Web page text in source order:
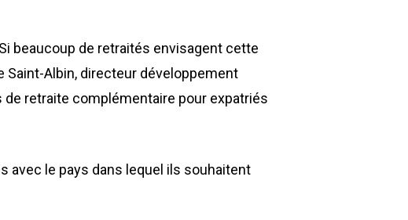
beaucoup de retraités envisagent cette
Saint-Albin, directeur développement
retraite complémentaire pour expatriés
avec le pays dans lequel ils souhaitent